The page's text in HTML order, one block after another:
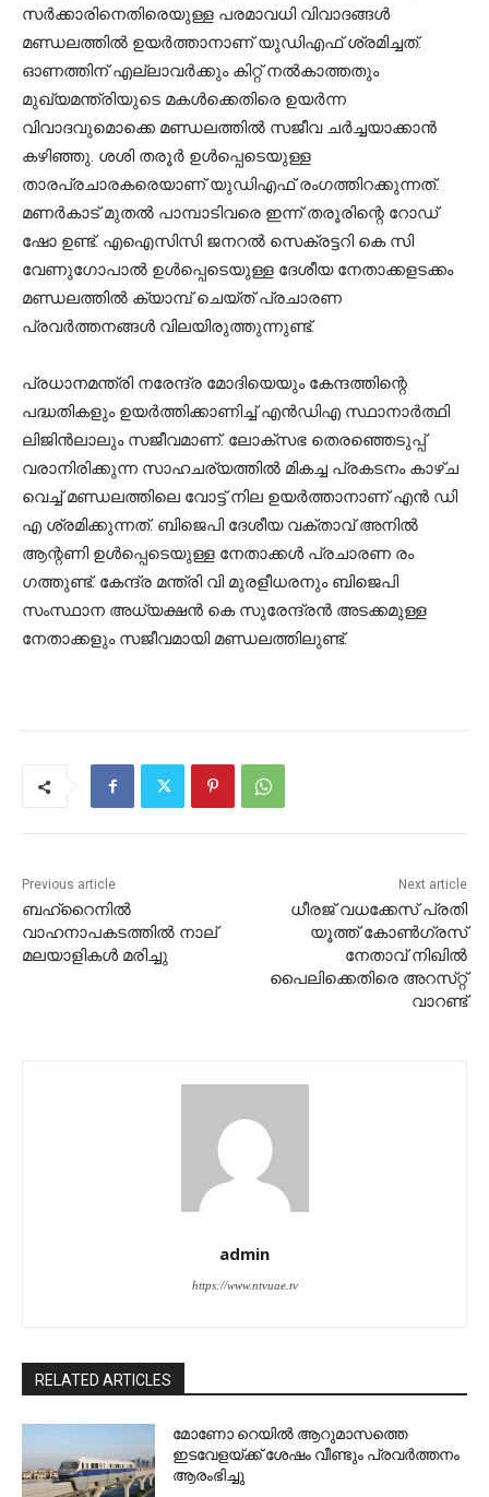
സർക്കാരിനെതിരെയുള്ള പരമാവധി വിവാദങ്ങൾ
മണ്ഡലത്തിൽ ഉയർത്താനാണ് യുഡിഎഫ് ശ്രമിച്ചത്.
ഓണത്തിന് എല്ലാവർക്കും കിറ്റ് നൽകാത്തതും
മുഖ്യമന്ത്രിയുടെ മകൾക്കെതിരെ ഉയര്‍ന്ന
വിവാദവുമൊക്കെ മണ്ഡലത്തിൽ സജീവ ചർച്ചയാക്കാൻ
കഴിഞ്ഞു. ശശി തരൂർ ഉൾപ്പെടെയുള്ള
താരപ്രചാരകരെയാണ് യുഡിഎഫ് രംഗത്തിറക്കുന്നത്.
മണര്‍കാട് മുതല്‍ പാമ്പാടിവരെ ഇന്ന് തരൂരിന്റെ റോഡ്
ഷോ ഉണ്ട്. എഐസിസി ജനറല്‍ സെക്രട്ടറി കെ സി
വേണുഗോപാല്‍ ഉൾപ്പെടെയുള്ള ദേശീയ നേതാക്കളടക്കം
മണ്ഡലത്തിൽ ക്യാമ്പ് ചെയ്ത് പ്രചാരണ
പ്രവർത്തനങ്ങൾ വിലയിരുത്തുന്നുണ്ട്.
പ്രധാനമന്ത്രി നരേന്ദ്ര മോദിയെയും കേന്ദത്തിന്റെ
പദ്ധതികളും ഉയർത്തിക്കാണിച്ച് എൻഡിഎ സ്ഥാനാർത്ഥി
ലിജിൻലാലും സജീവമാണ്. ലോക്സഭ തെരഞ്ഞെടുപ്പ്
വരാനിരിക്കുന്ന സാഹചര്യത്തിൽ മികച്ച പ്രകടനം കാഴ്ച
വെച്ച് മണ്ഡലത്തിലെ വോട്ട് നില ഉയർത്താനാണ് എൻ ഡി
എ ശ്രമിക്കുന്നത്. ബിജെപി ദേശീയ വക്താവ് അനിൽ
ആന്റണി ഉൾപ്പെടെയുള്ള നേതാക്കൾ പ്രചാരണ രം​
ഗത്തുണ്ട്. കേന്ദ്ര മന്ത്രി വി മുരളീധരനും ബിജെപി
സംസ്ഥാന അധ്യക്ഷൻ കെ സുരേന്ദ്രൻ അടക്കമുള്ള
നേതാക്കളും സജീവമായി മണ്ഡലത്തിലുണ്ട്.
Previous article
ബഹ്‌റൈനില്‍
വാഹനാപകടത്തില്‍ നാല്
മലയാളികള്‍ മരിച്ചു
Next article
ധീരജ്‌ വധക്കേസ്‌ പ്രതി
യൂത്ത്‌ കോൺഗ്രസ്‌
നേതാവ്‌ നിഖിൽ
പൈലിക്കെതിരെ അറസ്‌റ്റ്‌
വാറണ്ട്‌
admin
https://www.ntvuae.tv
RELATED ARTICLES
മോണോ റെയില്‍ ആറുമാസത്തെ
ഇടവേളയ്ക്ക് ശേഷം വീണ്ടും പ്രവര്‍ത്തനം
ആരംഭിച്ചു